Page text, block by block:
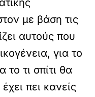
με βάση τις
αυτούς που
για το
το τι σπίτι θα
πει κανείς